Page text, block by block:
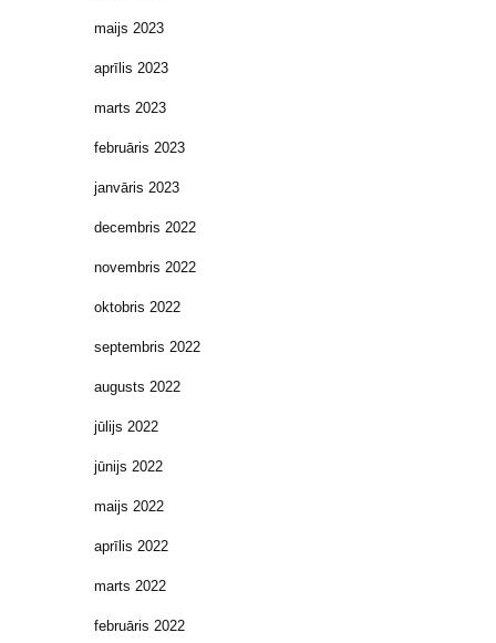
maijs 2023
aprīlis 2023
marts 2023
februāris 2023
janvāris 2023
decembris 2022
novembris 2022
oktobris 2022
septembris 2022
augusts 2022
jūlijs 2022
jūnijs 2022
maijs 2022
aprīlis 2022
marts 2022
februāris 2022